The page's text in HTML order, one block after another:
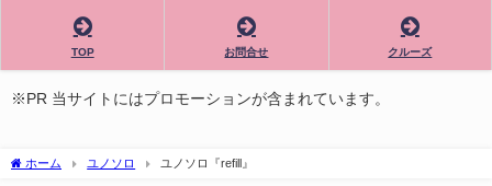
TOP お問合せ クルーズ
※PR 当サイトにはプロモーションが含まれています。
ホーム ユノソロ ユノソロ『refill』